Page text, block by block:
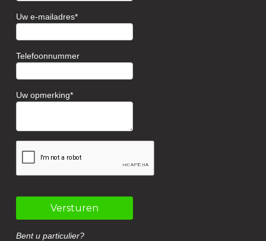
Uw e-mailadres
Telefoonnummer
Uw opmerking
Versturen
Bent u particulier?